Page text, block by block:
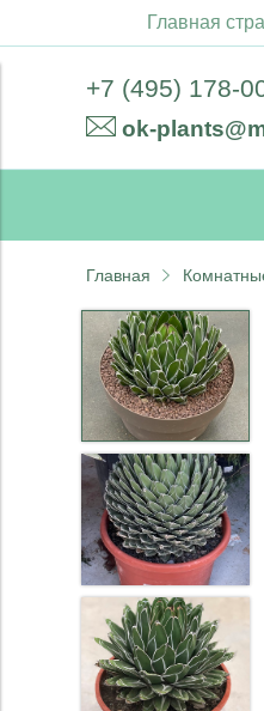
Главная
+7 (495) 178-
ok-
Главная